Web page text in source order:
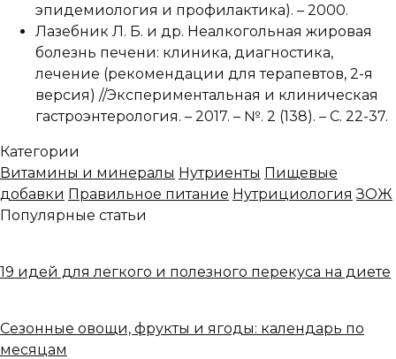
эпидемиология и профилактика). – 2000.
Лазебник Л. Б. и др. Неалкогольная жировая
болезнь печени: клиника, диагностика,
лечение (рекомендации для терапевтов, 2-я
версия) //Экспериментальная и клиническая
гастроэнтерология. – 2017. – №. 2 (138). – С. 22-37.
Категории
Витамины и минералы Нутриенты Пищевые
добавки Правильное питание Нутрициология ЗОЖ
Популярные статьи
19 идей для легкого и полезного перекуса на диете
Сезонные овощи, фрукты и ягоды: календарь по
месяцам